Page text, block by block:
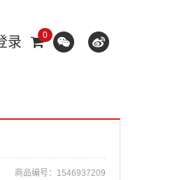
录 0
商品编号： 1546937209